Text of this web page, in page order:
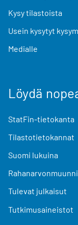
Kysy tilastoista
Usein kysytyt
Medialle
Löydä
StatFin-tietokanta
Tilastotietokannat
Suomi lukuina
Tulevat julkaisut
Tutkimusaineistot